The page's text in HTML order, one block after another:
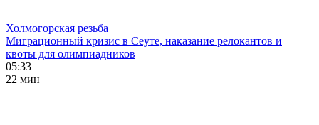
Холмогорская резьба
Миграционный кризис в Сеуте, наказание релокантов и
квоты для олимпиадников
05:33
22 мин